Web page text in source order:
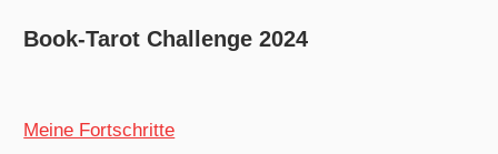
Book-Tarot Challenge 2024
Meine Fortschritte